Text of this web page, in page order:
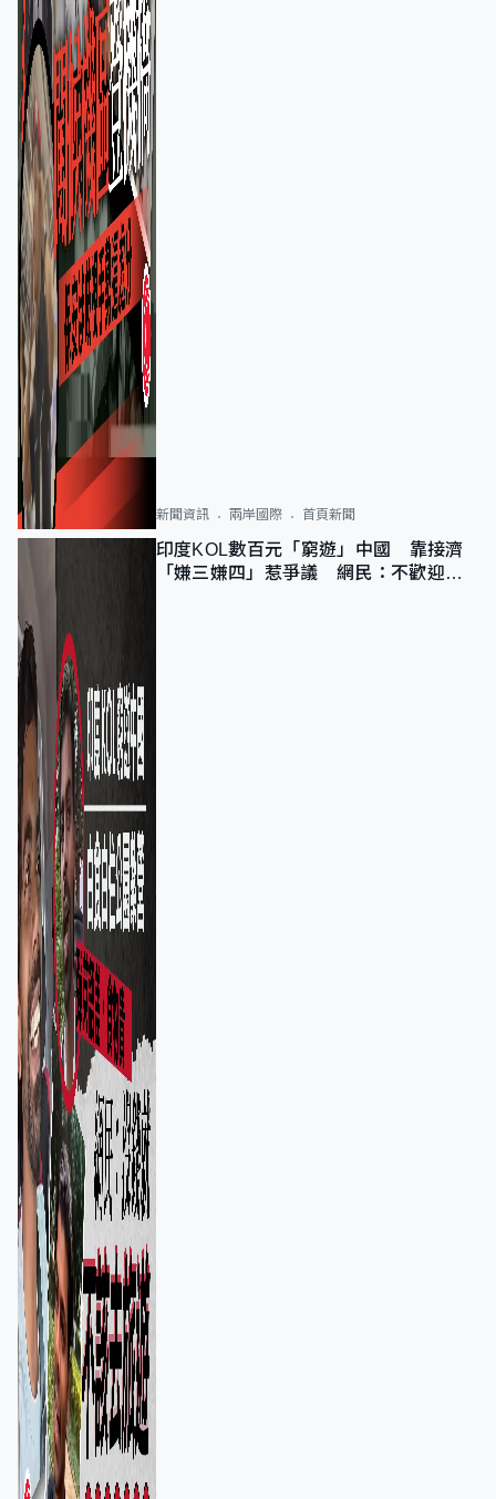
新聞資訊 兩岸國際 首頁新聞
印度KOL數百元「窮遊」中國 靠接濟
「嫌三嫌四」惹爭議 網民：不歡迎劣